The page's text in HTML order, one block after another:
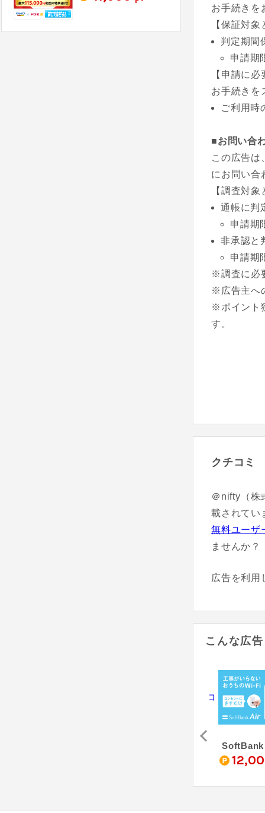
お手続きを
【保証対
判定期間
申請期
【申請に
お手続きを
ご利用時
■お問い合
この広告は
にお問い合
【調査対
通帳に判
申請期
非承認と
申請期
※調査に必
※広告主へ
※ポイント
す。
クチコミ
＠nifty（株
載されてい
無料ユーザ
ませんか？
広告を利用
こんな広